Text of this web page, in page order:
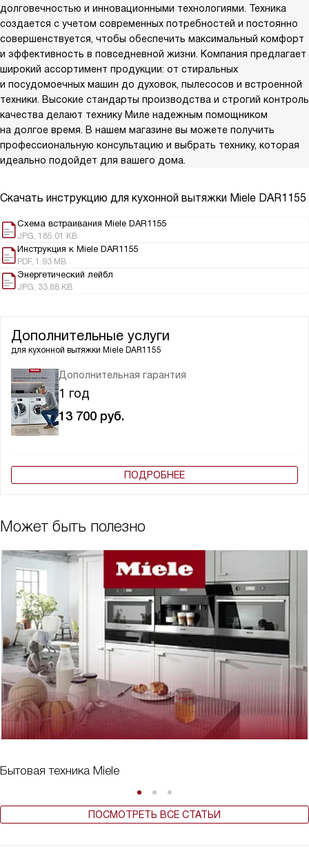
долговечностью и инновационными технологиями. Техника
создается с учетом современных потребностей и постоянно
совершенствуется, чтобы обеспечить максимальный комфорт
и эффективность в повседневной жизни. Компания предлагает
широкий ассортимент продукции: от стиральных
и посудомоечных машин до духовок, пылесосов и встроенной
техники. Высокие стандарты производства и строгий контроль
качества делают технику Миле надежным помощником
на долгое время. В нашем магазине вы можете получить
профессиональную консультацию и выбрать технику, которая
идеально подойдет для вашего дома.
Скачать инструкцию для кухонной вытяжки Miele DAR1155
Схема встраивания Miele DAR1155
JPG, 185.01 KB
Инструкция к Miele DAR1155
PDF, 1.93 MB
Энергетический лейбл
JPG, 33.88 KB
Дополнительные услуги
для кухонной вытяжки Miele DAR1155
Дополнительная гарантия
1 год
13 700 руб.
ПОДРОБНЕЕ
Может быть полезно
Бытовая техника Miele
ПОСМОТРЕТЬ ВСЕ СТАТЬИ